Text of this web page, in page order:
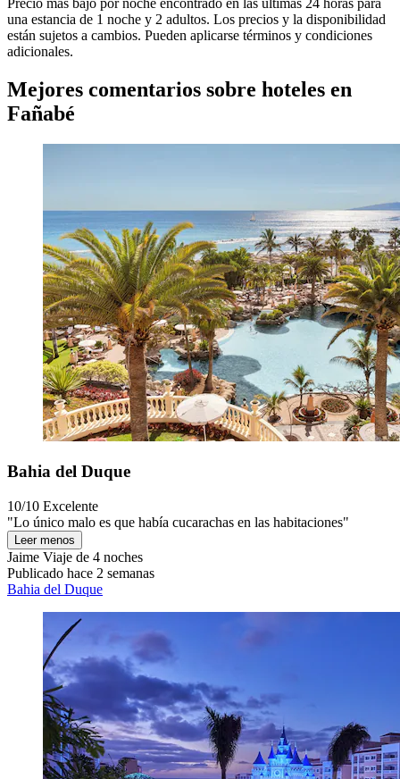
Precio más bajo por noche encontrado en las últimas 24 horas para
una estancia de 1 noche y 2 adultos. Los precios y la disponibilidad
están sujetos a cambios. Pueden aplicarse términos y condiciones
adicionales.
Mejores comentarios sobre hoteles en
Fañabé
Bahia del Duque
10/10 Excelente
"Lo único malo es que había cucarachas en las habitaciones"
Leer menos
Jaime Viaje de 4 noches
Publicado hace 2 semanas
Bahia del Duque